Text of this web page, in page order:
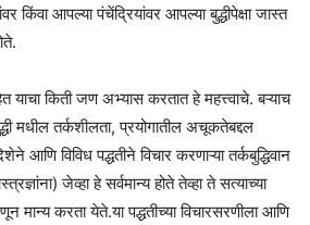
किंवा आपल्या पंचेंद्रियांवर आपल्या बुद्धीपेक्षा जास्त
याचा किती जण अभ्यास करतात हे महत्त्वाचे. बऱ्याच
मधील तर्कशीलता, प्रयोगातील अचूकतेबद्दल
आणि विविध पद्धतीने विचार करणाऱ्या तर्कबुद्धिवान
जेव्हा हे सर्वमान्य होते तेव्हा ते सत्याच्या
करता येते.या पद्धतीच्या विचारसरणीला आणि